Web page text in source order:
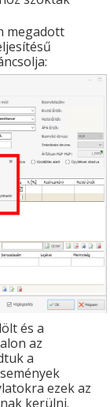
megadott
és a
az
a
ezek az
kerülni.